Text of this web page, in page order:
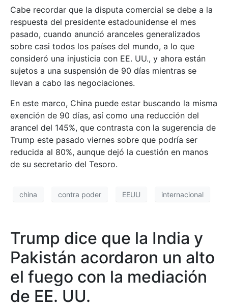
Cabe recordar que la disputa comercial se debe a la
respuesta del presidente estadounidense el mes
pasado, cuando anunció aranceles generalizados
sobre casi todos los países del mundo, a lo que
consideró una injusticia con EE. UU., y ahora están
sujetos a una suspensión de 90 días mientras se
llevan a cabo las negociaciones.
En este marco, China puede estar buscando la misma
exención de 90 días, así como una reducción del
arancel del 145%, que contrasta con la sugerencia de
Trump este pasado viernes sobre que podría ser
reducida al 80%, aunque dejó la cuestión en manos
de su secretario del Tesoro.
china contra poder EEUU internacional
Trump dice que la India y
Pakistán acordaron un alto
el fuego con la mediación
de EE. UU.